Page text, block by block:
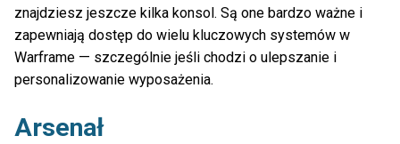
znajdziesz jeszcze kilka konsol. Są one bardzo ważne i
zapewniają dostęp do wielu kluczowych systemów w
Warframe — szczególnie jeśli chodzi o ulepszanie i
personalizowanie wyposażenia.
Arsenał